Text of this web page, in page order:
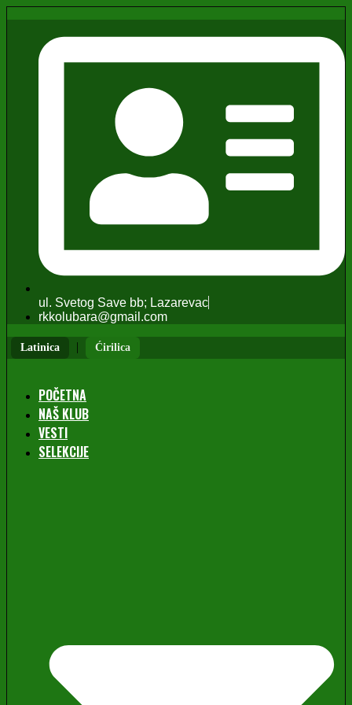
ul. Svetog Save bb; Lazarevac
rkkolubara@gmail.com
Latinica | Ćirilica
POČETNA
NAŠ KLUB
VESTI
SELEKCIJE